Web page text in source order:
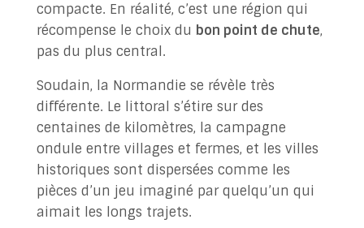
compacte. En réalité, c’est une région qui
récompense le choix du bon point de chute,
pas du plus central.
Soudain, la Normandie se révèle très
différente. Le littoral s’étire sur des
centaines de kilomètres, la campagne
ondule entre villages et fermes, et les villes
historiques sont dispersées comme les
pièces d’un jeu imaginé par quelqu’un qui
aimait les longs trajets.